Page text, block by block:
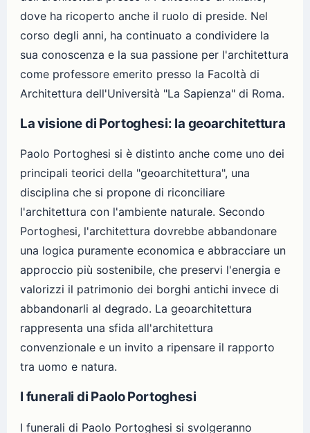
dove ha ricoperto anche il ruolo di preside. Nel
corso degli anni, ha continuato a condividere la
sua conoscenza e la sua passione per l'architettura
come professore emerito presso la Facoltà di
Architettura dell'Università "La Sapienza" di Roma.
La visione di Portoghesi: la geoarchitettura
Paolo Portoghesi si è distinto anche come uno dei
principali teorici della "geoarchitettura", una
disciplina che si propone di riconciliare
l'architettura con l'ambiente naturale. Secondo
Portoghesi, l'architettura dovrebbe abbandonare
una logica puramente economica e abbracciare un
approccio più sostenibile, che preservi l'energia e
valorizzi il patrimonio dei borghi antichi invece di
abbandonarli al degrado. La geoarchitettura
rappresenta una sfida all'architettura
convenzionale e un invito a ripensare il rapporto
tra uomo e natura.
I funerali di Paolo Portoghesi
I funerali di Paolo Portoghesi si svolgeranno